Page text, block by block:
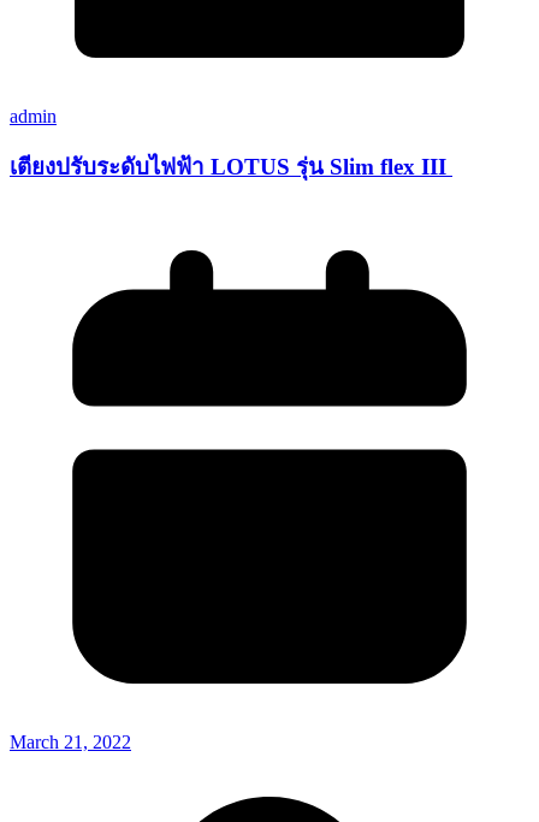
admin
เตียงปรับระดับไฟฟ้า LOTUS รุ่น Slim flex III
March 21, 2022